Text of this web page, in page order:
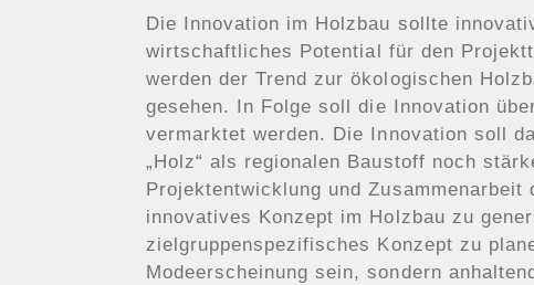
Die Innovation im Holzbau sollte
wirtschaftliches Potential für den
werden der Trend zur ökologischen
gesehen. In Folge soll die Innovation
vermarktet werden. Die Innovation soll
„Holz“ als regionalen Baustoff noch
Projektentwicklung und
innovatives Konzept im Holzbau zu
zielgruppenspezifisches Konzept zu
Modeerscheinung sein, sondern